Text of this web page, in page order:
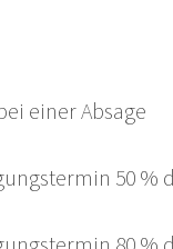
einer Absage
50 %
80 %